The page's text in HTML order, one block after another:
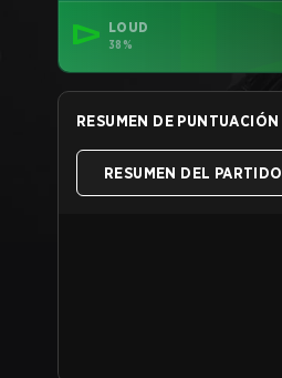
LOUD
38%
RESUMEN DE PUNTUACIÓN
RESUMEN DEL PARTIDO